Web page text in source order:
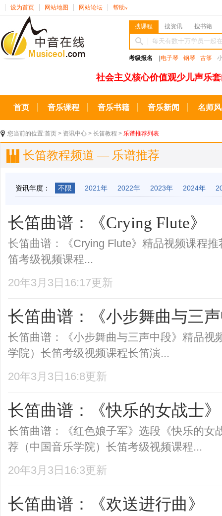
设为首页 网站地图 网站论坛 帮助 ∨
搜课程 搜资讯 搜书籍
考级报名 电子琴 钢琴 古筝
社会主义核心价值观少儿声乐
首页 音乐课程 音乐书籍 音乐新闻 名师
您当前的位置:首页 > 资讯中心 > 长笛教程 > 乐谱推荐列表
长笛教程频道 — 乐谱推荐
资讯年度： 不限 2021年 2022年 2023年 2024年
长笛曲谱：《Crying Flute》
长笛曲谱：《Crying Flute》精品视频课程
笛考级视频课程...
20年3月3日16:17更新
长笛曲谱：《小步舞曲与三
长笛曲谱：《小步舞曲与三声中段》精品视
学院）长笛考级视频课程长笛演...
20年3月3日16:8更新
长笛曲谱：《快乐的女战士》
长笛曲谱：《红色娘子军》选段《快乐的女
荐（中国音乐学院）长笛考级视频课程...
20年3月3日16:3更新
长笛曲谱：《欢送进行曲》